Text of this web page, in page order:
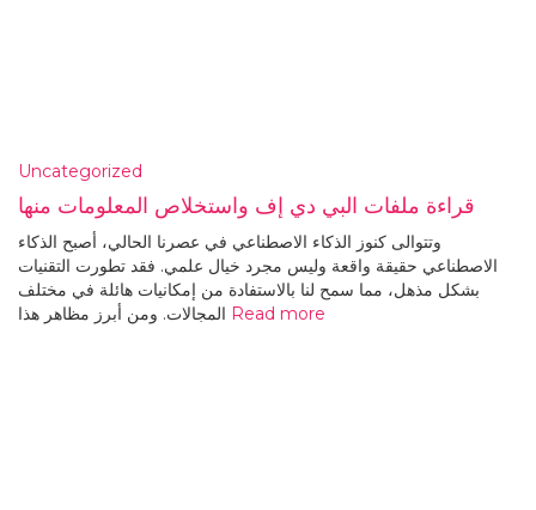
Uncategorized
قراءة ملفات البي دي إف واستخلاص المعلومات منها
وتتوالى كنوز الذكاء الاصطناعي في عصرنا الحالي، أصبح الذكاء
الاصطناعي حقيقة واقعة وليس مجرد خيال علمي. فقد تطورت التقنيات
بشكل مذهل، مما سمح لنا بالاستفادة من إمكانيات هائلة في مختلف
المجالات. ومن أبرز مظاهر هذا Read more